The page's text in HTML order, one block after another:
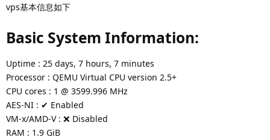
vps基本信息如下
Basic System Information:
Uptime : 25 days, 7 hours, 7 minutes
Processor : QEMU Virtual CPU version 2.5+
CPU cores : 1 @ 3599.996 MHz
AES-NI : ✔ Enabled
VM-x/AMD-V : ❌ Disabled
RAM : 1.9 GiB